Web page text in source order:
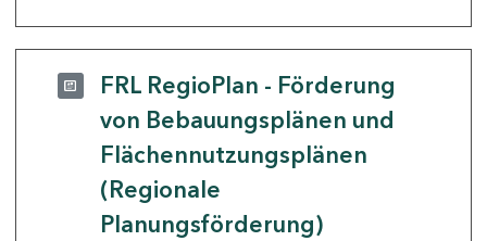
FRL RegioPlan - Förderung
von Bebauungsplänen und
Flächennutzungsplänen
(Regionale
Planungsförderung)